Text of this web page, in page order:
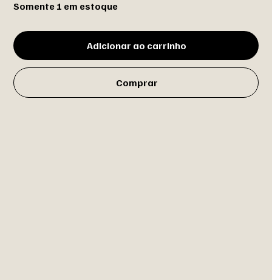
Somente 1 em estoque
Adicionar ao carrinho
Comprar